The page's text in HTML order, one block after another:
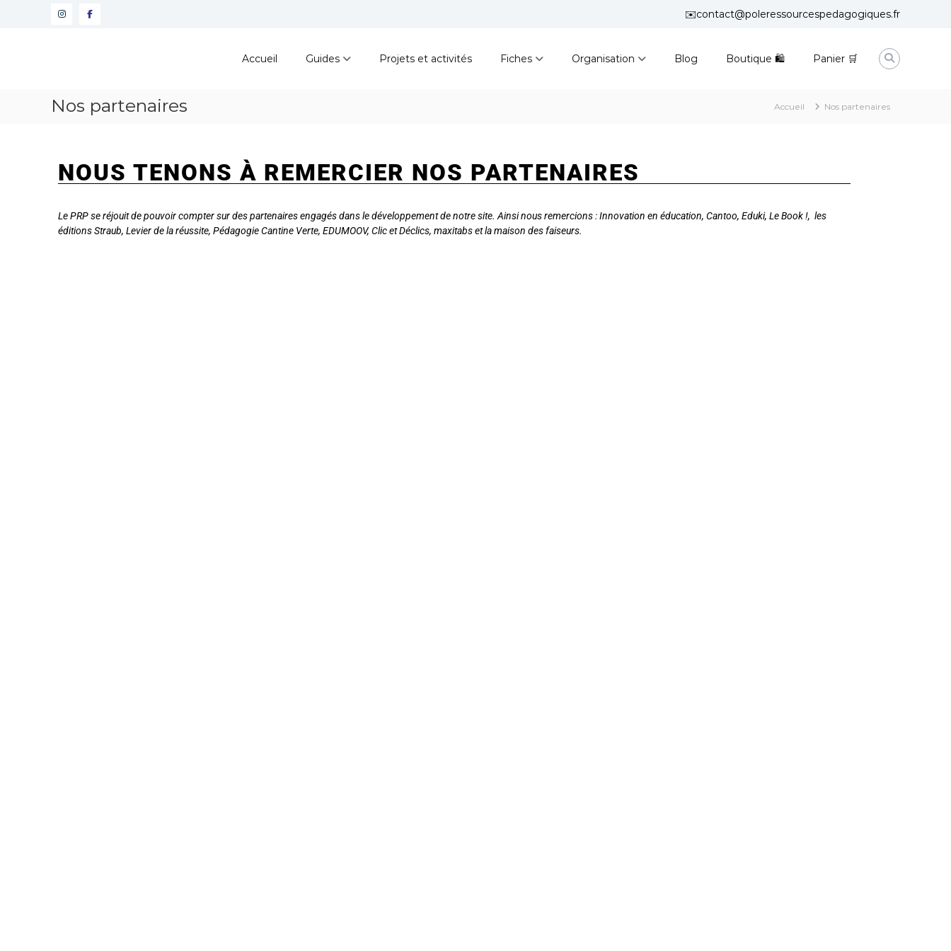
✉️contact@poleressourcespedagogiques.fr
les
vos
élèves
Accueil Guides Projets et activités Fiches Organisation Blog Boutique 🛍 Panier 🛒
Nos partenaires Accueil Nos partenaires
NOUS TENONS À REMERCIER NOS PARTENAIRES
Le PRP se réjouit de pouvoir compter sur des partenaires engagés dans le développement de notre site. Ainsi nous remercions : Innovation en éducation, Cantoo, Eduki, Le Book !, les
éditions Straub, Levier de la réussite, Pédagogie Cantine Verte, EDUMOOV, Clic et Déclics, maxitabs et la maison des faiseurs.